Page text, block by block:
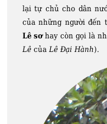
lại tự chủ cho dân
của những người đến
Lê sơhay còn gọi là
Lê của Lê Đại Hành).